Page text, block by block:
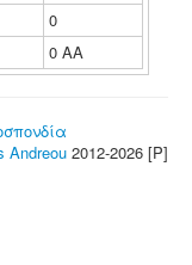
0
0 ΑΑ
Andreou 2012-2026 [P]